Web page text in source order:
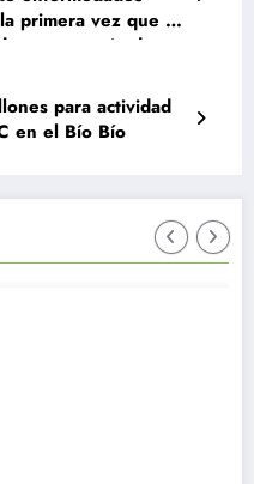
primera vez que en
esta magnitud y
para actividad
en el Bío Bío